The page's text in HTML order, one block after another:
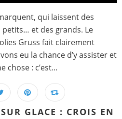
qui laissent des
petits… et des grands. Le
Gruss fait clairement
eu la chance d’y assister et
chose : c’est...
GLACE : CROIS EN